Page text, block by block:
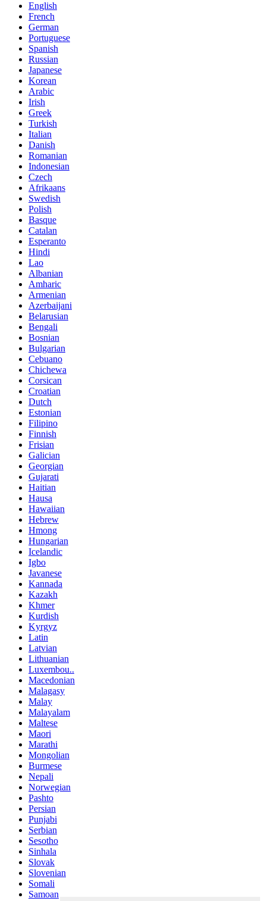
English
French
German
Portuguese
Spanish
Russian
Japanese
Korean
Arabic
Irish
Greek
Turkish
Italian
Danish
Romanian
Indonesian
Czech
Afrikaans
Swedish
Polish
Basque
Catalan
Esperanto
Hindi
Lao
Albanian
Amharic
Armenian
Azerbaijani
Belarusian
Bengali
Bosnian
Bulgarian
Cebuano
Chichewa
Corsican
Croatian
Dutch
Estonian
Filipino
Finnish
Frisian
Galician
Georgian
Gujarati
Haitian
Hausa
Hawaiian
Hebrew
Hmong
Hungarian
Icelandic
Igbo
Javanese
Kannada
Kazakh
Khmer
Kurdish
Kyrgyz
Latin
Latvian
Lithuanian
Luxembou..
Macedonian
Malagasy
Malay
Malayalam
Maltese
Maori
Marathi
Mongolian
Burmese
Nepali
Norwegian
Pashto
Persian
Punjabi
Serbian
Sesotho
Sinhala
Slovak
Slovenian
Somali
Samoan